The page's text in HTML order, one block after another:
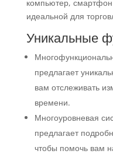
компьютер,
идеальной для
Уникальные
предлагает
вам отслеживать
времени.
Многоуровневая
предлагает
чтобы помочь вам